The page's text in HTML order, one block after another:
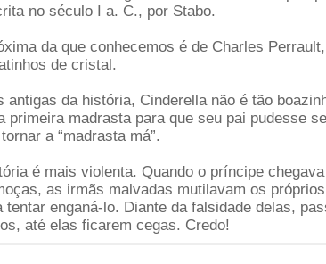
no século I a. C., por Stabo.
da que conhecemos é de Charles
de cristal.
antigas da história, Cinderella não é tão
primeira madrasta para que seu pai pudesse
a “madrasta má”.
é mais violenta. Quando o príncipe
as irmãs malvadas mutilavam os
tentar enganá-lo. Diante da falsidade delas,
até elas ficarem cegas. Credo!